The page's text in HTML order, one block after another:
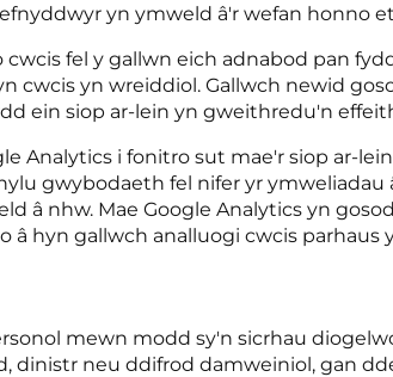
yn ymweld â'r wefan honno
fel y gallwn eich adnabod pan
cwcis yn wreiddiol. Gallwch newid
ein siop ar-lein yn gweithredu'n
Analytics i fonitro sut mae'r siop ar-
gwybodaeth fel nifer yr ymweliadau
â nhw. Mae Google Analytics yn
â hyn gallwch analluogi cwcis
mewn modd sy'n sicrhau
dinistr neu ddifrod damweiniol, gan